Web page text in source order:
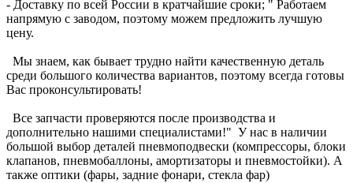
- Доставку по всей России в кратчайшие сроки; " Работаем
напрямую с заводом, поэтому можем предложить лучшую
цену.
Мы знаем, как бывает трудно найти качественную деталь
среди большого количества вариантов, поэтому всегда готовы
Вас проконсультировать!
Все запчасти проверяются после производства и
дополнительно нашими специалистами!" У нас в наличии
большой выбор деталей пневмоподвески (компрессоры, блоки
клапанов, пневмобаллоны, амортизаторы и пневмостойки). А
также оптики (фары, задние фонари, стекла фар)